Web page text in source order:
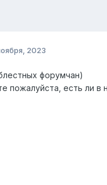
2023
форумчан)
пожалуйста, есть ли в